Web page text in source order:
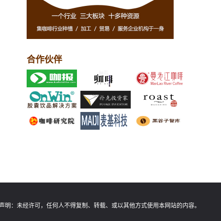
合作伙伴
明： 未经许可，任何人不得复制、转载、或以其他方式使用本网站的内容。